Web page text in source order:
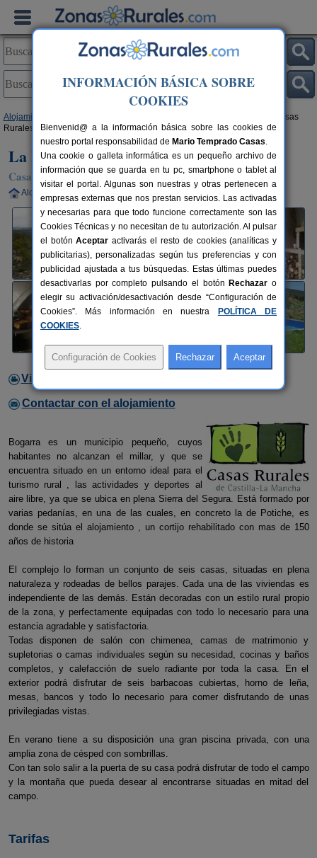
Alojamientos
> La Morena Casas
Rurales
La Morena Casas Rurales
Casa Rural en Bogarra (Albacete)
Alquiler completo 65 km de Albacete
Video
Contactar con el alojamiento
Bogarra es un municipio pequeño, cuyos
habitantes no alcanzan el millar, y que se
encuentra situado en un entorno ideal para el
turismo rural , las actividades y deportes al
aire libre, ya que se ubica en plena Sierra del Segura. Está formado por
varias pedanías, en una de las cuales, en concreto la de Potiche, es
donde se sitúa el alojamiento , un cortijo rehabilitado con mas de 150
años de historia
El complejo lo forman un conjunto de seis casas, situadas en plena
naturaleza y rodeadas de bellos parajes. Cada una de las viviendas es
independiente de las demás. Están decoradas con un estilo rural propio
de la zona, y perfectamente equipadas con todo lo necesario para una
estancia agradable y satisfactoria.
Todas disponen de salón con chimenea, camas de matrimonio y
supletorias o camas individuales según su necesidad, cocinas y baños
completos, y calefacción de suelo radiante por toda la casa. En el
exterior podrá disfrutar de seis barbacoas cubiertas, horno de leña,
mesas, bancos y todo lo necesario para comer disfrutando de unas
privilegiadas vistas.
En verano tiene a su disposición una gran piscina privada, con una
amplia zona de césped con sombrillas.
Con tan solo salir a la puerta de su casa podrá disfrutar de todo el campo
y la montaña que pueda desear al encontrarse situadas en mitad del
campo.
Tarifas
INFORMACIÓN BÁSICA SOBRE
COOKIES
Bienvenid@ a la información básica sobre las cookies de
nuestro portal responsabilidad de Mario Temprado Casas.
Una cookie o galleta informática es un pequeño archivo de
información que se guarda en tu pc, smartphone o tablet al
visitar el portal. Algunas son nuestras y otras pertenecen a
empresas externas que nos prestan servicios. Las activadas
y necesarias para que todo funcione correctamente son las
Cookies Técnicas y no necesitan de tu autorización. Al pulsar
el botónAceptar activarás el resto de cookies (analíticas y
publicitarias), personalizadas según tus preferencias y con
publicidad ajustada a tus búsquedas. Estas últimas puedes
desactivarlas por completo pulsando el botón Rechazar o
elegir su activación/desactivación desde “Configuración de
Cookies”. Más información en nuestra
POLÍTICA DE
COOKIES.